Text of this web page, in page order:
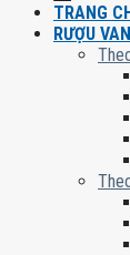
TRANG
RƯỢU